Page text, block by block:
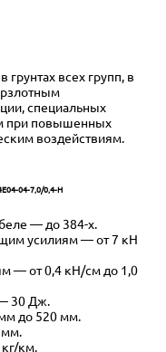
всех групп, в
специальных
при повышенных
воздействиям.
04-7,0/0,4-Н
— до 384-х.
усилиям — от 7 кН
— от 0,4 кН/см до 1,0
30 Дж.
до 520 мм.
мм.
км.